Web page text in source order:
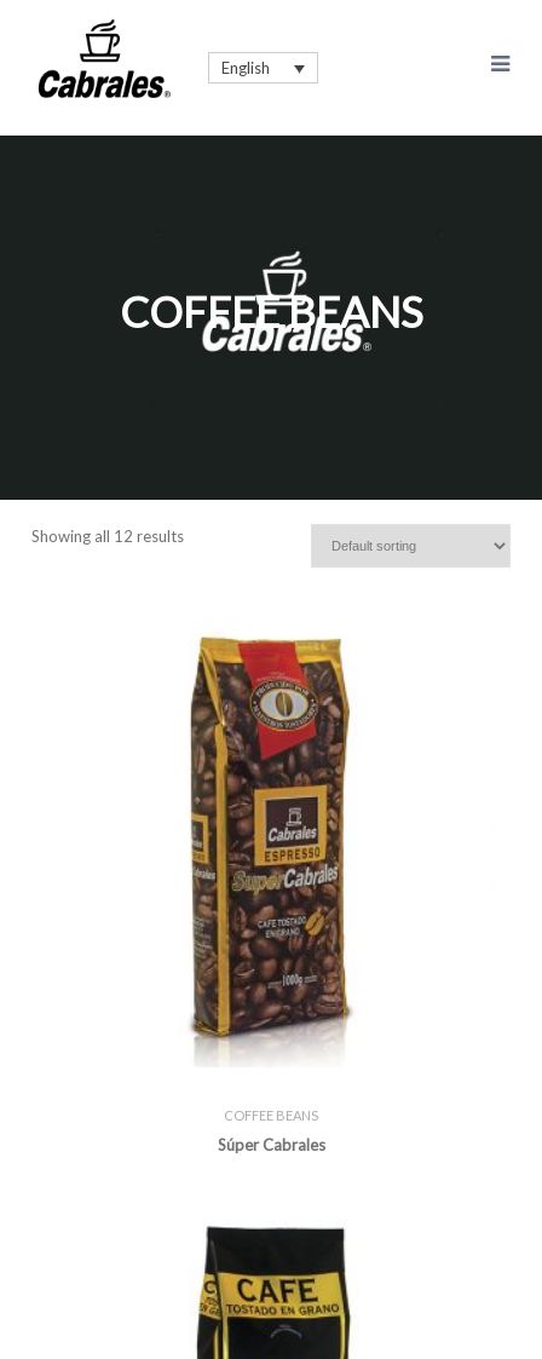
English
COFFEE BEANS
Showing all 12 results
COFFEE BEANS
Súper Cabrales